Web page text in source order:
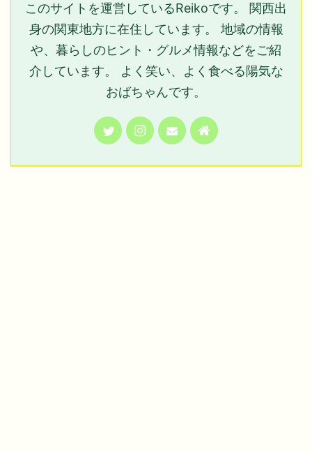
このサイトを運営しているReikoです。 関西出
身の関東地方に在住しています。 地域の情報
や、暮らしのヒント・グルメ情報などをご紹
介しています。 よく笑い、よく食べる陽気な
おばちゃんです。